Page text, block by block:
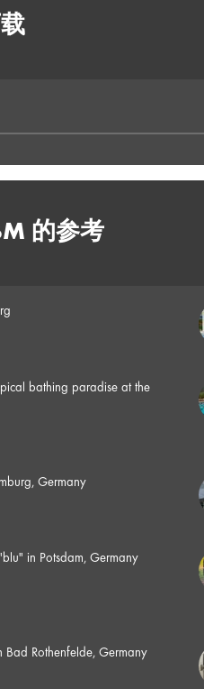
的参考
bathing paradise at the
Germany
in Potsdam, Germany
Bad Rothenfelde, Germany